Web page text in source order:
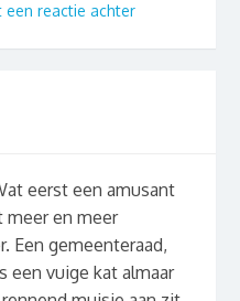
reactie achter
eerst een amusant
en meer
Een gemeenteraad,
een vuige kat almaar